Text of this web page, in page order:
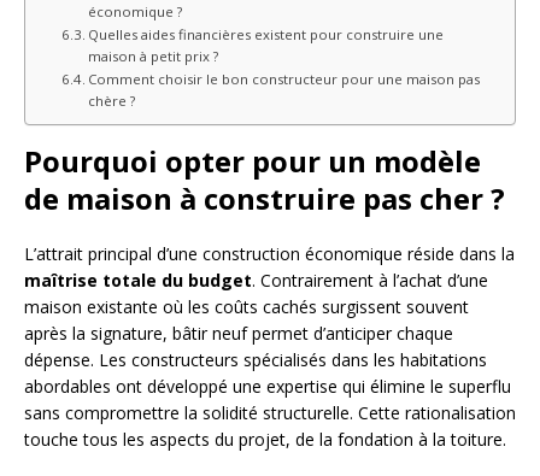
économique ?
Quelles aides financières existent pour construire une
maison à petit prix ?
Comment choisir le bon constructeur pour une maison pas
chère ?
Pourquoi opter pour un modèle
de maison à construire pas cher ?
L’attrait principal d’une construction économique réside dans la
maîtrise totale du budget. Contrairement à l’achat d’une
maison existante où les coûts cachés surgissent souvent
après la signature, bâtir neuf permet d’anticiper chaque
dépense. Les constructeurs spécialisés dans les habitations
abordables ont développé une expertise qui élimine le superflu
sans compromettre la solidité structurelle. Cette rationalisation
touche tous les aspects du projet, de la fondation à la toiture.